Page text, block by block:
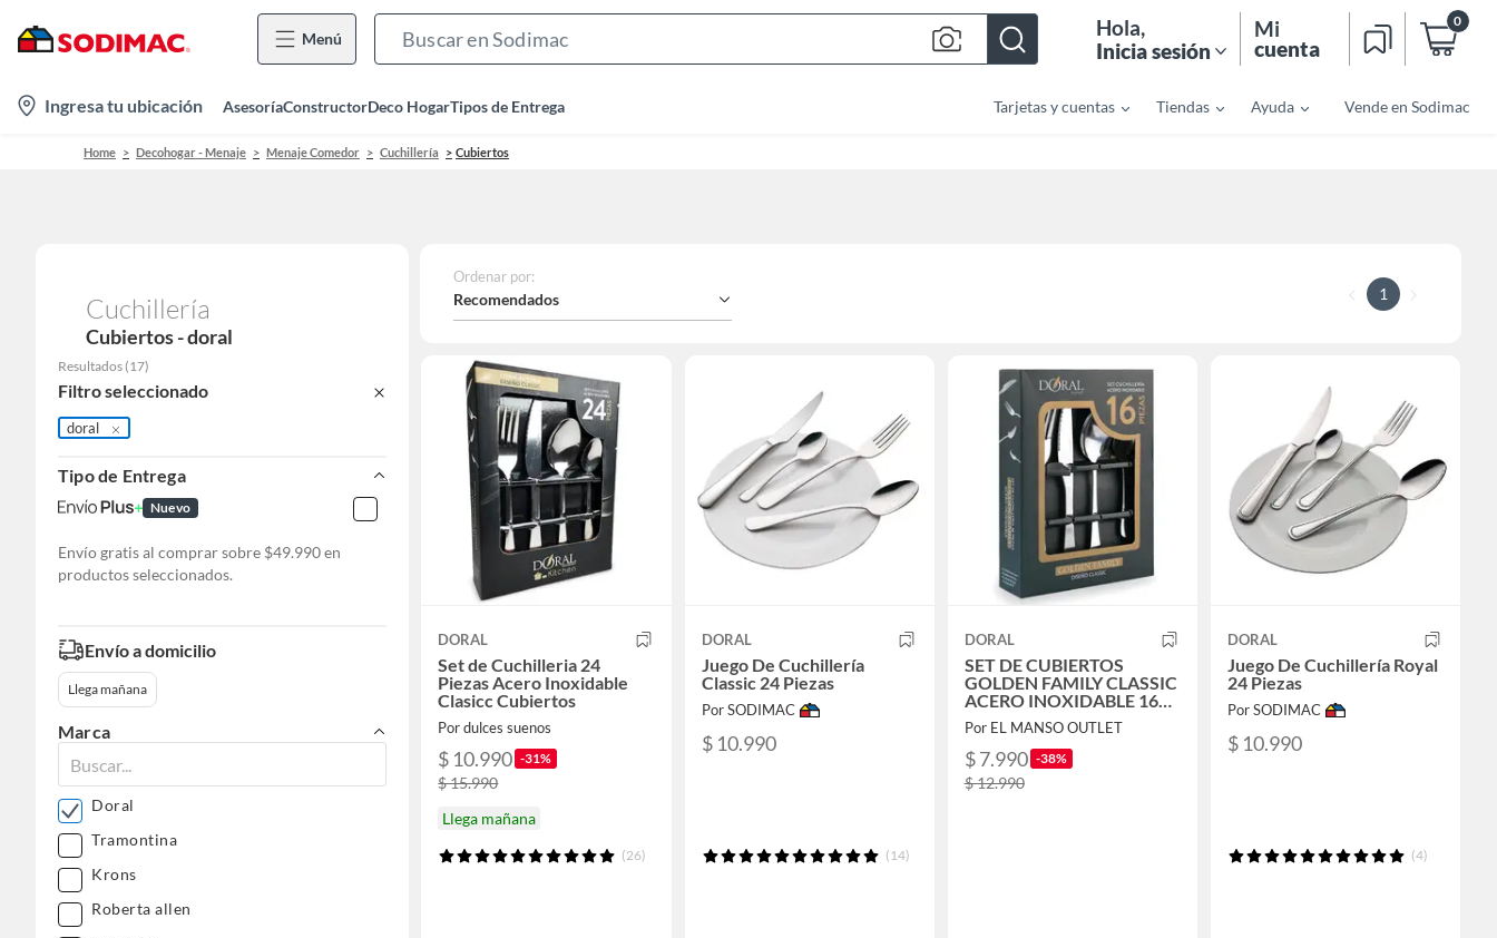
Menú
Bar
Hola,
Inicia sesión
Mi
cuenta
0
location-
icon
Ingresa tu ubicación AsesoríaConstructorDeco HogarTipos de Entrega Tarjetas y cuentas Tiendas Ayuda Vende en Sodimac
Home Decohogar - Menaje Menaje Comedor Cuchillería Cubiertos
Cuchillería
Cubiertos - doral
Resultados (17)
Filtro seleccionado
doral
Tipo de Entrega
Nuevo
Envío gratis al comprar sobre $49.990 en
productos seleccionados.
Envío a domicilio
Llega mañana
Marca
Doral
Tramontina
Krons
Roberta allen
Ordenar por:
Recomendados 1
DORAL
Set de Cuchilleria 24
Piezas Acero Inoxidable
Clasicc Cubiertos
Por dulces suenos
$ 10.990 -31%
$ 15.990
Llega mañana
(26)
DORAL
Juego De Cuchillería
Classic 24 Piezas
Por SODIMAC
$ 10.990
(14)
DORAL
SET DE CUBIERTOS
GOLDEN FAMILY CLASSIC
ACERO INOXIDABLE 16
PCS
Por EL MANSO OUTLET
$ 7.990 -38%
$ 12.990
DORAL
Juego De Cuchillería Royal
24 Piezas
Por SODIMAC
$ 10.990
(4)